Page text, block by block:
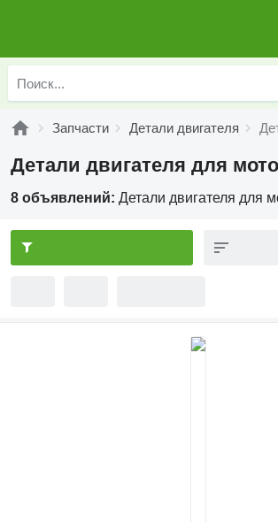
Запчасти Детали двигателя
Детали двигателя для
8 объявлений: Детали двигателя для